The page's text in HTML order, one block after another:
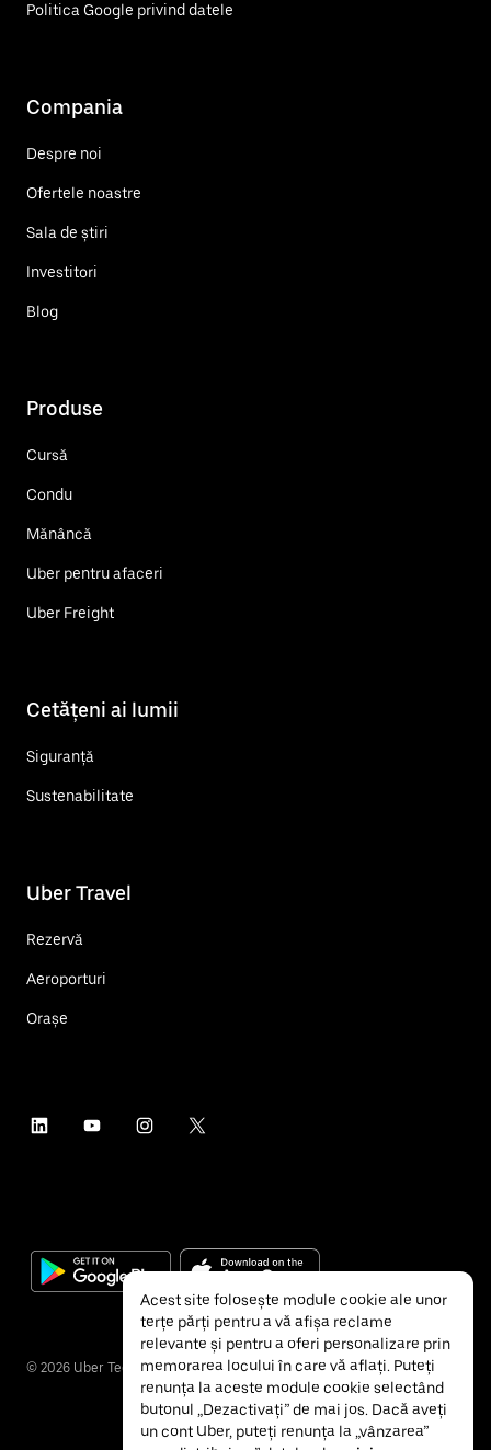
Politica Google privind datele
Compania
Despre noi
Ofertele noastre
Sala de știri
Investitori
Blog
Produse
Cursă
Condu
Mănâncă
Uber pentru afaceri
Uber Freight
Cetățeni ai lumii
Siguranță
Sustenabilitate
Uber Travel
Rezervă
Aeroporturi
Orașe
© 2026 Uber Technologies Inc.
Acest site folosește module cookie ale unor
terțe părți pentru a vă afișa reclame
relevante și pentru a oferi personalizare prin
memorarea locului în care vă aflați. Puteți
renunța la aceste module cookie selectând
butonul „Dezactivați” de mai jos. Dacă aveți
un cont Uber, puteți renunța la „vânzarea”